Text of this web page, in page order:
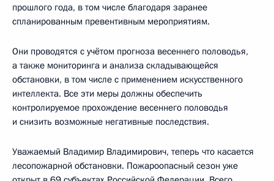
прошлого года, в том числе благодаря заранее
спланированным превентивным мероприятиям.
Они проводятся с учётом прогноза весеннего половодья,
а также мониторинга и анализа складывающейся
обстановки, в том числе с применением искусственного
интеллекта. Все эти меры должны обеспечить
контролируемое прохождение весеннего половодья
и снизить возможные негативные последствия.
Уважаемый Владимир Владимирович, теперь что касается
лесопожарной обстановки. Пожароопасный сезон уже